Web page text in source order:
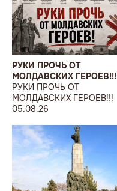
РУКИ ПРОЧЬ ОТ
МОЛДАВСКИХ ГЕРОЕВ!!!
РУКИ ПРОЧЬ ОТ
МОЛДАВСКИХ ГЕРОЕВ!!!
05.08.26